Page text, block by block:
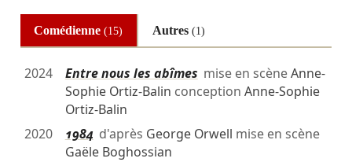
Comédienne(15) Autres (1)
2024 Entre nous les abîmes mise en scèneAnne-
Sophie Ortiz-Balin conception Anne-Sophie
Ortiz-Balin
2020
1984 d'après George Orwell mise en scène
Gaële Boghossian